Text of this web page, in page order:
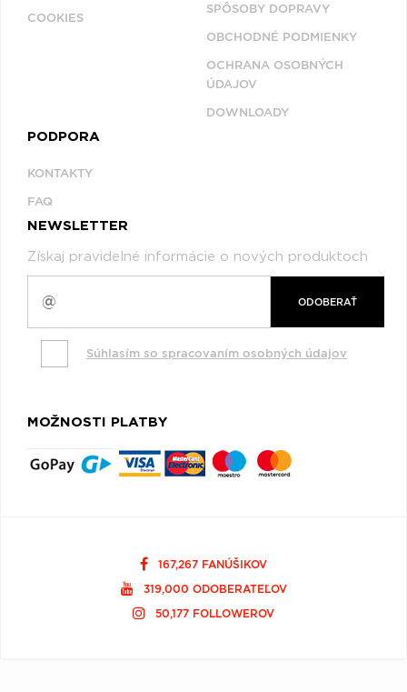
COOKIES
SPÔSOBY DOPRAVY
OBCHODNÉ PODMIENKY
OCHRANA OSOBNÝCH
ÚDAJOV
DOWNLOADY
PODPORA
KONTAKTY
FAQ
NEWSLETTER
Získaj pravidelné informácie o nových produktoch
ODOBERAŤ
Súhlasím so spracovaním osobných údajov
MOŽNOSTI PLATBY
167,267 FANÚŠIKOV
319,000 ODOBERATEĽOV
50,177 FOLLOWEROV